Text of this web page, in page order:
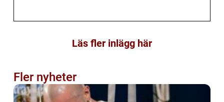
Läs fler inlägg här
Fler nyheter